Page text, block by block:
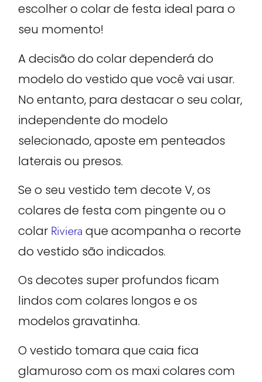
escolher o colar de festa ideal para o
seu momento!
A decisão do colar dependerá do
modelo do vestido que você vai usar.
No entanto, para destacar o seu colar,
independente do modelo
selecionado, aposte em penteados
laterais ou presos.
Se o seu vestido tem decote V, os
colares de festa com pingente ou o
colar Riviera que acompanha o recorte
do vestido são indicados.
Os decotes super profundos ficam
lindos com colares longos e os
modelos gravatinha.
O vestido tomara que caia fica
glamuroso com os maxi colares com